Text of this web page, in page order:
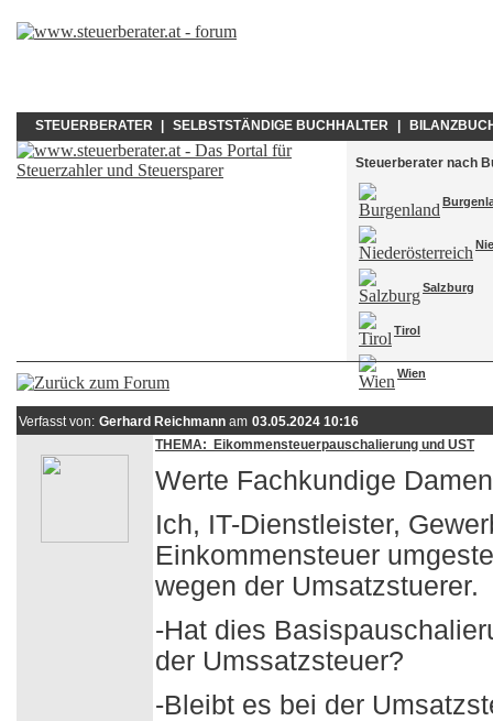
STEUERBERATER SELBSTSTÄNDIGE BUCHHALTER
Steuerberater nach
Salzburg
Tirol
Wien
Verfasst von: Gerhard Reichmann am 03.05.2024 10:16
THEMA: Eikommensteuerpauschalierung und UST
Werte Fachkundige
Ich, IT-Dienstleister,
Einkommensteuer
wegen der Umsatzstuerer.
-Hat dies
der Umssatzsteuer?
-Bleibt es bei der